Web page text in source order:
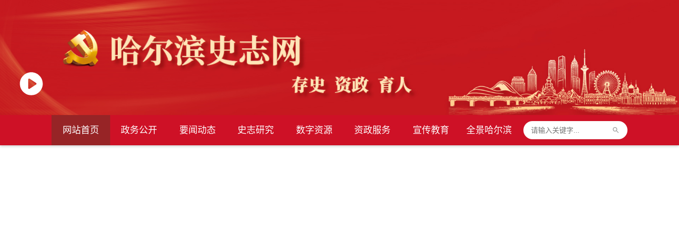
网站首页 政务公开 要闻动态 史志研究 数字资源 资政服务 宣传教育 全景哈尔滨